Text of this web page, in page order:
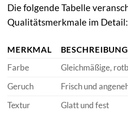
Die folgende Tabelle
Qualitätsmerkmale im Detail:
MERKMAL
BESCHREIBUNG
Farbe
Gleichmäßige,
Geruch
Frisch und
Textur
Glatt und fest